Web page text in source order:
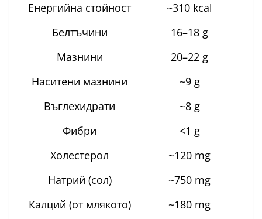
Енергийна стойност
~310 kcal
Белтъчини
16–18 g
Мазнини
20–22 g
Наситени мазнини
~9 g
Въглехидрати
~8 g
Фибри
<1 g
Холестерол
~120 mg
Натрий (сол)
~750 mg
Калций (от млякото)
~180 mg